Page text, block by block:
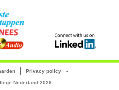
Privacy policy
Nederland 2026